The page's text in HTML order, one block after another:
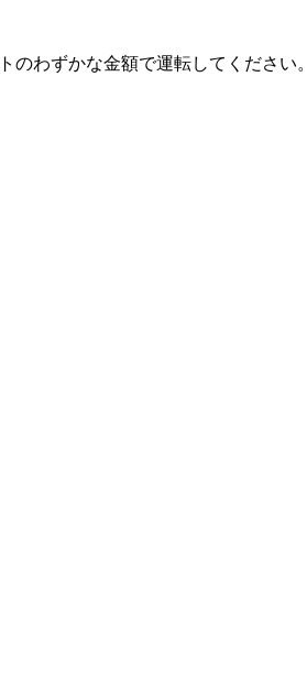
のわずかな金額で運転してください。